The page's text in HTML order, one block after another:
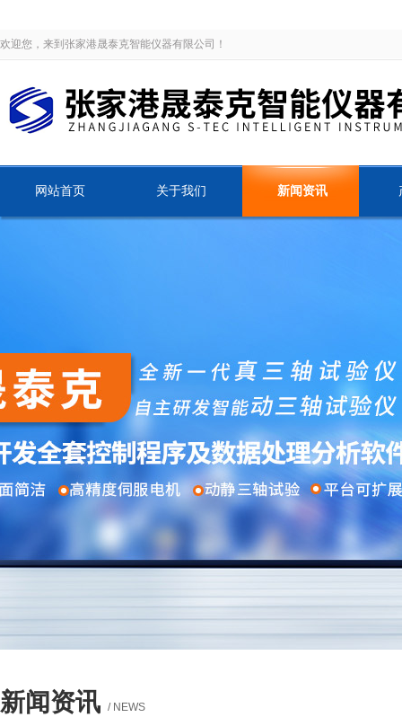
欢迎您，来到张家港晟泰克智能仪器有限公司！
网站首页 关于我们 新闻资讯
新闻资讯 / NEWS